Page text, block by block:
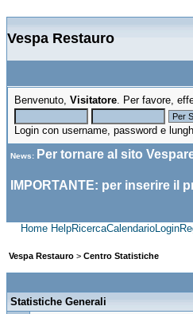
Vespa Restauro
Benvenuto, Visitatore. Per favore,
Login con username, password e
News: Per tornare al sito
IMPORTANTE: per inserire il
Home HelpRicercaCalendarioLogin
Vespa Restauro > Centro Statistiche
Statistiche Generali